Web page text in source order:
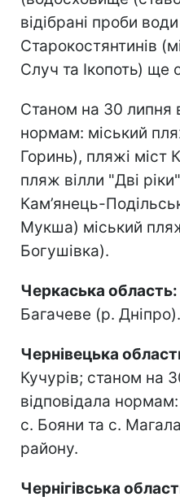
відібрані проби
Старокостянтинів
Случ та Ікопоть) ще
Станом на 30 липня
нормам: міський
Горинь), пляжі міст
пляж вілли "Дві
Кам’янець-
Мукша) міський
Богушівка).
Черкаська область:
Багачеве (р. Дніпро).
Чернівецька
Кучурів; станом на
відповідала
с. Бояни та с.
району.
Чернігівська